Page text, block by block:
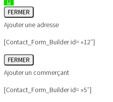
FERMER
Ajouter une adresse
[Contact_Form_Builder id= »12″]
FERMER
Ajouter un commerçant
[Contact_Form_Builder id= »5″]